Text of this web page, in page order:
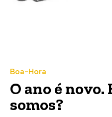
Boa-Hora
O ano é novo.
somos?